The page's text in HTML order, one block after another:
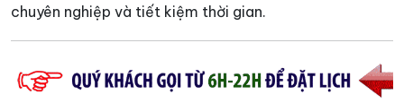
chuyên nghiệp và tiết kiệm thời gian.